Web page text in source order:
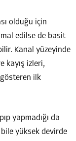
olduğu için
edilse de basit
Kanal yüzeyinde
kayış izleri,
gösteren ilk
yapmadığı da
yüksek devirde